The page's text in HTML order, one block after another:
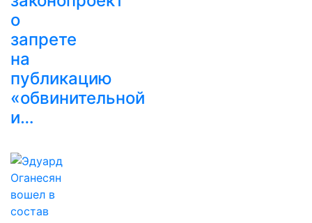
о
запрете
на
публикацию
«обвинительной
и…